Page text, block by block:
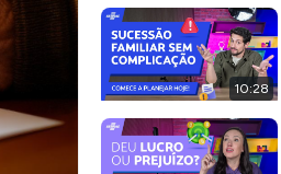
10:28